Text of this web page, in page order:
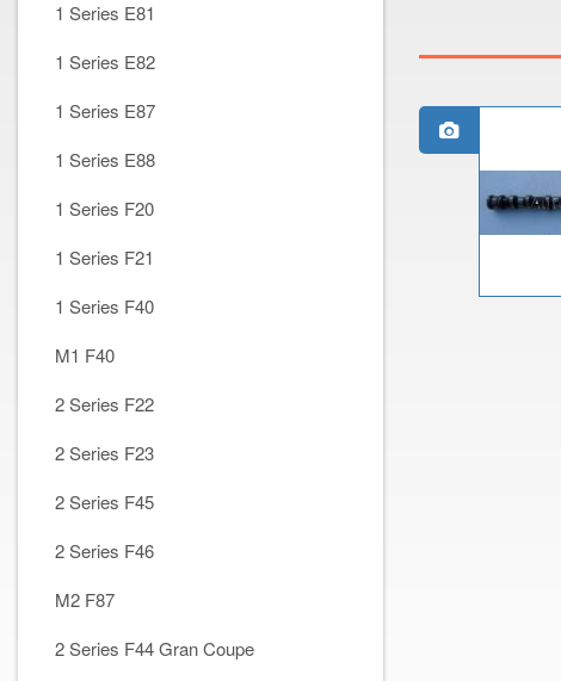
1 Series E81
1 Series E82
1 Series E87
1 Series E88
1 Series F20
1 Series F21
1 Series F40
M1 F40
2 Series F22
2 Series F23
2 Series F45
2 Series F46
M2 F87
2 Series F44 Gran Coupe